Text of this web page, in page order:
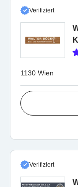
Verifiziert
1130 Wien
Verifiziert